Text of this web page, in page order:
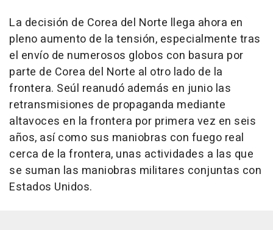
La decisión de Corea del Norte llega ahora en
pleno aumento de la tensión, especialmente tras
el envío de numerosos globos con basura por
parte de Corea del Norte al otro lado de la
frontera. Seúl reanudó además en junio las
retransmisiones de propaganda mediante
altavoces en la frontera por primera vez en seis
años, así como sus maniobras con fuego real
cerca de la frontera, unas actividades a las que
se suman las maniobras militares conjuntas con
Estados Unidos.